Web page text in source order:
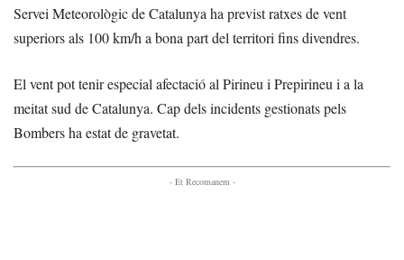
Servei Meteorològic de Catalunya ha previst ratxes de vent
superiors als 100 km/h a bona part del territori fins divendres.
El vent pot tenir especial afectació al Pirineu i Prepirineu i a la
meitat sud de Catalunya. Cap dels incidents gestionats pels
Bombers ha estat de gravetat.
- Et Recomanem -